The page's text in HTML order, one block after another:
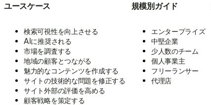
ユースケース
検索可視性を向上させる
AIに推奨される
市場を調査する
地域の顧客とつながる
魅力的なコンテンツを作成する
サイトの技術的な問題を修正する
サイト外部の評価を高める
顧客戦略を策定する
規模別ガイド
エンタープライズ
中堅企業
少人数のチーム
個人事業主
フリーランサー
代理店